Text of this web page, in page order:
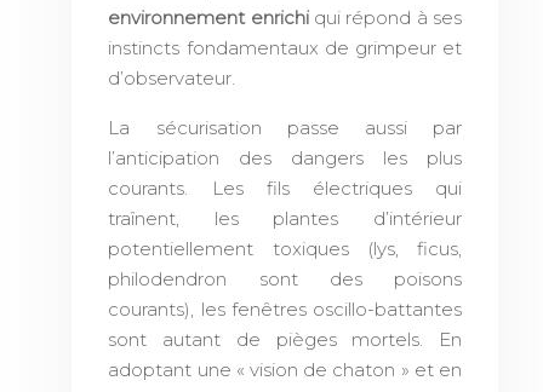
environnement enrichiqui répond à ses
instincts fondamentaux de grimpeur et
d’observateur.
La sécurisation passe aussi par
l’anticipation des dangers les plus
courants. Les fils électriques qui
traînent, les plantes d’intérieur
potentiellement toxiques (lys, ficus,
philodendron sont des poisons
courants), les fenêtres oscillo-battantes
sont autant de pièges mortels. En
adoptant une « vision de chaton » et en